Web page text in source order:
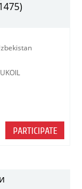
PARTICIPATE